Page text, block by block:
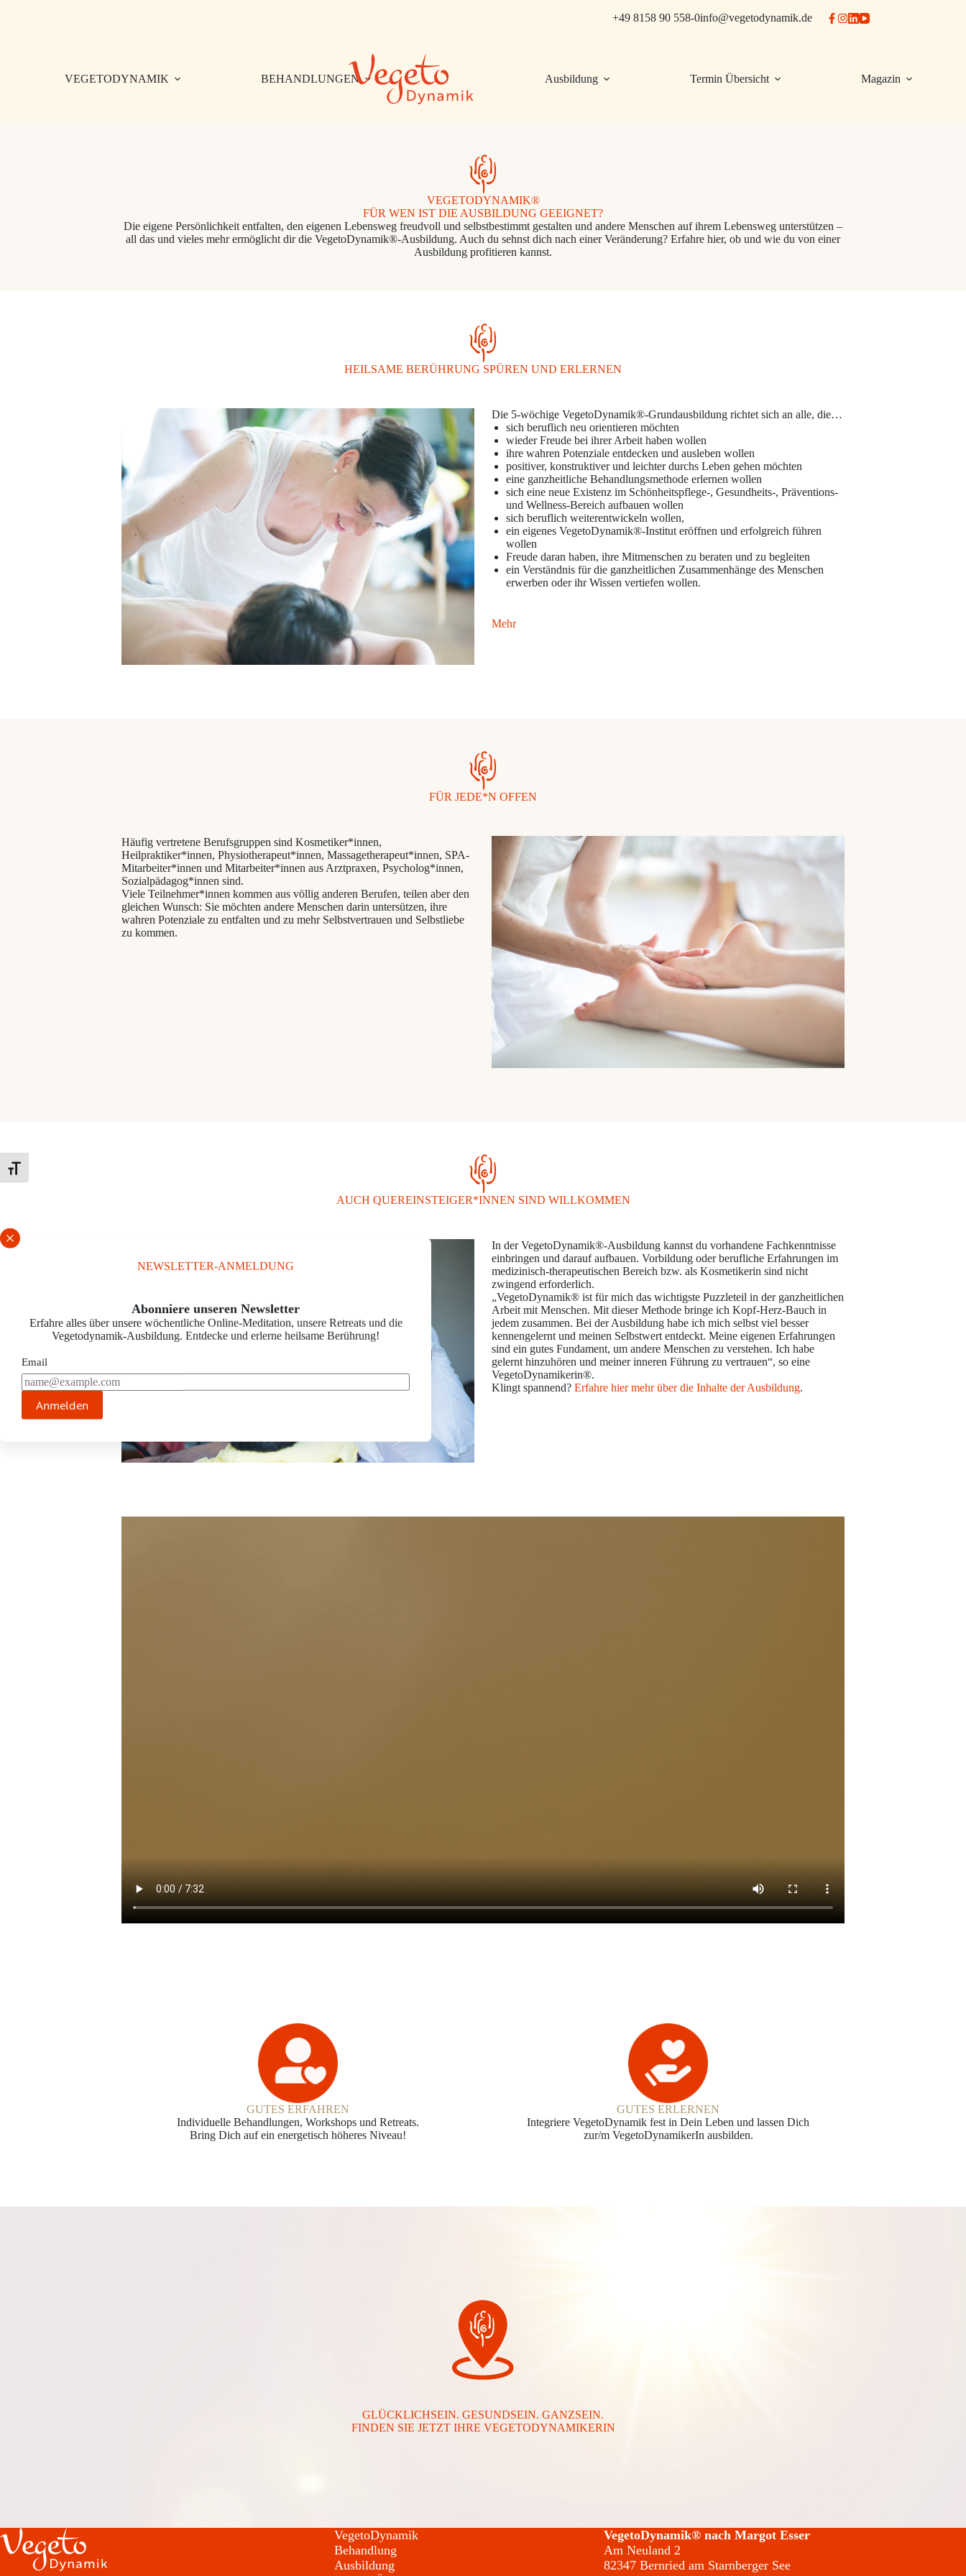
Schrift vergrößern
NEWSLETTER-ANMELDUNG
Abonniere unseren Newsletter
Erfahre alles über unsere wöchentliche Online-Meditation, unsere Retreats und die
Vegetodynamik-Ausbildung. Entdecke und erlerne heilsame Berührung!
Email
Anmelden
+49 8158 90 558-0info@vegetodynamik.de
VEGETODYNAMIK BEHANDLUNGEN Ausbildung Termin Übersicht Magazin
VEGETODYNAMIK®
FÜR WEN IST DIE AUSBILDUNG GEEIGNET?
Die eigene Persönlichkeit entfalten, den eigenen Lebensweg freudvoll und selbstbestimmt gestalten und andere Menschen auf ihrem Lebensweg unterstützen –
all das und vieles mehr ermöglicht dir die VegetoDynamik®-Ausbildung. Auch du sehnst dich nach einer Veränderung? Erfahre hier, ob und wie du von einer
Ausbildung profitieren kannst.
HEILSAME BERÜHRUNG SPÜREN UND ERLERNEN
Die 5-wöchige VegetoDynamik®-Grundausbildung richtet sich an alle, die…
sich beruflich neu orientieren möchten
wieder Freude bei ihrer Arbeit haben wollen
ihre wahren Potenziale entdecken und ausleben wollen
positiver, konstruktiver und leichter durchs Leben gehen möchten
eine ganzheitliche Behandlungsmethode erlernen wollen
sich eine neue Existenz im Schönheitspflege-, Gesundheits-, Präventions-
und Wellness-Bereich aufbauen wollen
sich beruflich weiterentwickeln wollen,
ein eigenes VegetoDynamik®-Institut eröffnen und erfolgreich führen
wollen
Freude daran haben, ihre Mitmenschen zu beraten und zu begleiten
ein Verständnis für die ganzheitlichen Zusammenhänge des Menschen
erwerben oder ihr Wissen vertiefen wollen.
FÜR JEDE*N OFFEN
Häufig vertretene Berufsgruppen sind Kosmetiker*innen,
Heilpraktiker*innen, Physiotherapeut*innen, Massagetherapeut*innen, SPA-
Mitarbeiter*innen und Mitarbeiter*innen aus Arztpraxen, Psycholog*innen,
Sozialpädagog*innen sind.
Viele Teilnehmer*innen kommen aus völlig anderen Berufen, teilen aber den
gleichen Wunsch: Sie möchten andere Menschen darin untersützen, ihre
wahren Potenziale zu entfalten und zu mehr Selbstvertrauen und Selbstliebe
zu kommen.
AUCH QUEREINSTEIGER*INNEN SIND WILLKOMMEN
In der VegetoDynamik®-Ausbildung kannst du vorhandene Fachkenntnisse
einbringen und darauf aufbauen. Vorbildung oder berufliche Erfahrungen im
medizinisch-therapeutischen Bereich bzw. als Kosmetikerin sind nicht
zwingend erforderlich.
„VegetoDynamik® ist für mich das wichtigste Puzzleteil in der ganzheitlichen
Arbeit mit Menschen. Mit dieser Methode bringe ich Kopf-Herz-Bauch in
jedem zusammen. Bei der Ausbildung habe ich mich selbst viel besser
kennengelernt und meinen Selbstwert entdeckt. Meine eigenen Erfahrungen
sind ein gutes Fundament, um andere Menschen zu verstehen. Ich habe
gelernt hinzuhören und meiner inneren Führung zu vertrauen“, so eine
VegetoDynamikerin®.
Klingt spannend? Erfahre hier mehr über die Inhalte der Ausbildung.
GUTES ERFAHREN
Individuelle Behandlungen, Workshops und Retreats.
Bring Dich auf ein energetisch höheres Niveau!
GUTES ERLERNEN
Integriere VegetoDynamik fest in Dein Leben und lassen Dich
zur/m VegetoDynamikerIn ausbilden.
GLÜCKLICHSEIN. GESUNDSEIN. GANZSEIN.
FINDEN SIE JETZT IHRE VEGETODYNAMIKERIN
VegetoDynamik
Behandlung
Ausbildung
VegetoDynamik® nach Margot Esser
Am Neuland 2
82347 Bernried am Starnberger See